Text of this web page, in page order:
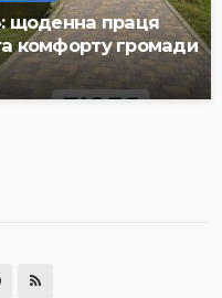
щоденна праця
комфорту громади